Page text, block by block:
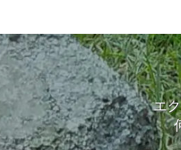
エ